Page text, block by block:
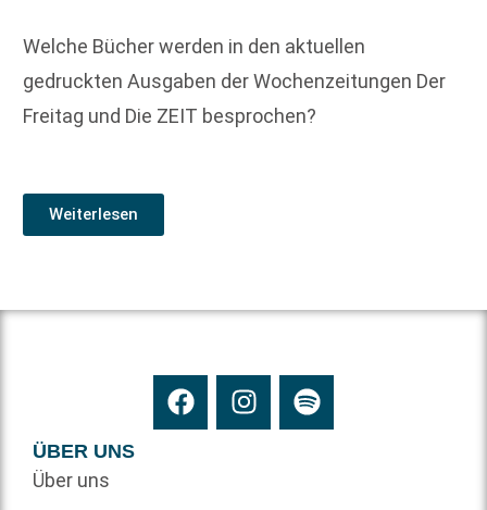
Welche Bücher werden in den aktuellen
gedruckten Ausgaben der Wochenzeitungen Der
Freitag und Die ZEIT besprochen?
Weiterlesen
ÜBER UNS
Über uns